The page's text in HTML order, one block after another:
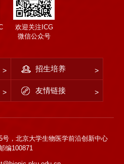
欢迎关注ICG
微信公众号
招生培养
友情链接
，北京大学生物医学前沿创新中心
编100871